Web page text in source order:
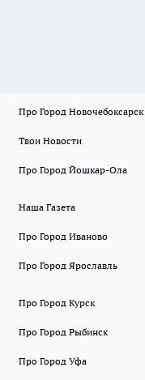
Про Город Новочебоксарск
Твои Новости
Про Город Йошкар-Ола
Наша Газета
Про Город Иваново
Про Город Ярославль
Про Город Курск
Про Город Рыбинск
Про Город Уфа